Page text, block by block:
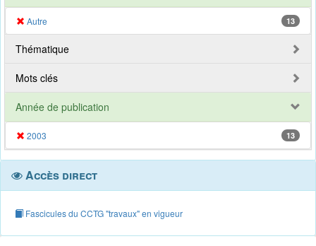
Autre 13
Thématique
Mots clés
Année de publication
2003 13
Accès direct
Fascicules du CCTG "travaux" en vigueur